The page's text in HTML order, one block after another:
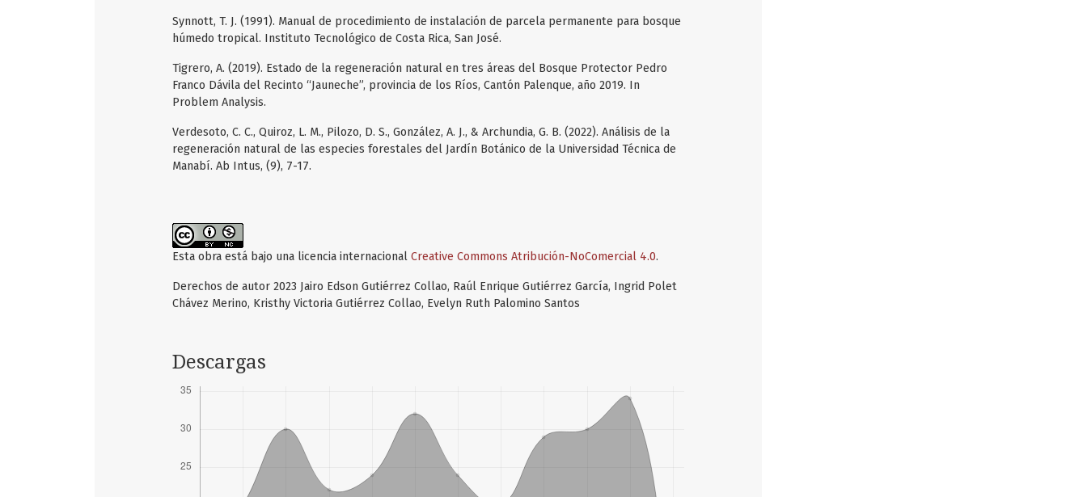
Synnott, T. J. (1991). Manual de procedimiento de instalación de parcela permanente para bosque
húmedo tropical. Instituto Tecnológico de Costa Rica, San José.
Tigrero, A. (2019). Estado de la regeneración natural en tres áreas del Bosque Protector Pedro
Franco Dávila del Recinto “Jauneche”, provincia de los Ríos, Cantón Palenque, año 2019. In
Problem Analysis.
Verdesoto, C. C., Quiroz, L. M., Pilozo, D. S., González, A. J., & Archundia, G. B. (2022). Análisis de la
regeneración natural de las especies forestales del Jardín Botánico de la Universidad Técnica de
Manabí. Ab Intus, (9), 7-17.
Esta obra está bajo una licencia internacional Creative Commons Atribución-NoComercial 4.0.
Derechos de autor 2023 Jairo Edson Gutiérrez Collao, Raúl Enrique Gutiérrez García, Ingrid Polet
Chávez Merino, Kristhy Victoria Gutiérrez Collao, Evelyn Ruth Palomino Santos
Descargas